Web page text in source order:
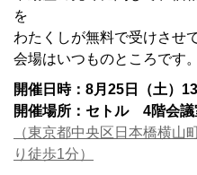
を
わたくしが無料で受けさせ
会場はいつものところです。
開催日時：8月25日（土）
開催場所：セトル 4階会議
（東京都中央区日本橋横
り徒歩1分）